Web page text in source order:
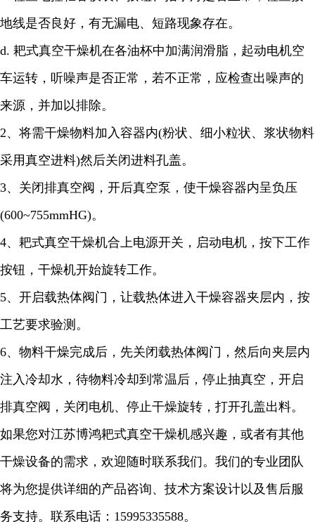
地线是否良好，有无漏电、短路现象存在。
d. 耙式真空干燥机在各油杯中加满润滑脂，起动电机空
车运转，听噪声是否正常，若不正常，应检查出噪声的
来源，并加以排除。
2、将需干燥物料加入容器内(粉状、细小粒状、浆状物料
采用真空进料)然后关闭进料孔盖。
3、关闭排真空阀，开后真空泵，使干燥容器内呈负压
(600~755mmHG)。
4、耙式真空干燥机合上电源开关，启动电机，按下工作
按钮，干燥机开始旋转工作。
5、开启载热体阀门，让载热体进入干燥容器夹层内，按
工艺要求验测。
6、物料干燥完成后，先关闭载热体阀门，然后向夹层内
注入冷却水，待物料冷却到常温后，停止抽真空，开启
排真空阀，关闭电机、停止干燥旋转，打开孔盖出料。
如果您对江苏博鸿耙式真空干燥机感兴趣，或者有其他
干燥设备的需求，欢迎随时联系我们。我们的专业团队
将为您提供详细的产品咨询、技术方案设计以及售后服
务支持。联系电话： 15995335588。